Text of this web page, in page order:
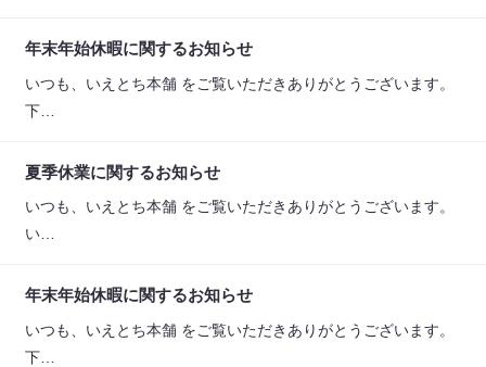
年末年始休暇に関するお知らせ
いつも、いえとち本舗 をご覧いただきありがとうございます。
下…
夏季休業に関するお知らせ
いつも、いえとち本舗 をご覧いただきありがとうございます。
い…
年末年始休暇に関するお知らせ
いつも、いえとち本舗 をご覧いただきありがとうございます。
下…